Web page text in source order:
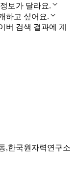
보가 달라요.
하고 싶어요.
버 검색 결과에 계
,한국원자력연구소